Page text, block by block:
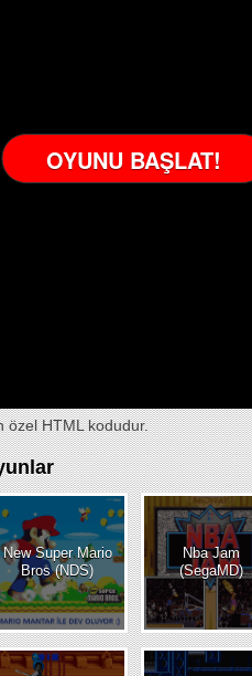
DISKS AYARLAR
OYUNU BAŞLAT!
özel HTML kodudur.
New Super Mario
Bros (NDS)
Nba Jam
(SegaMD)